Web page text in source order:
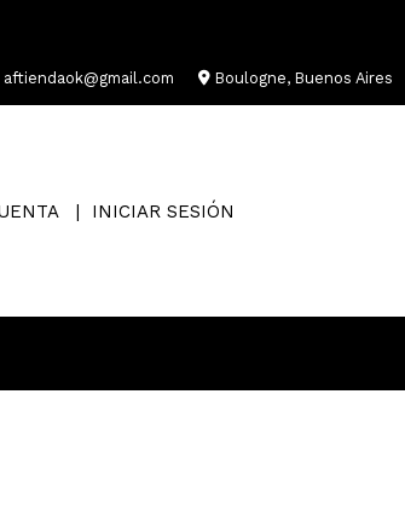
aftiendaok@gmail.com Boulogne, Buenos Aires
INICIAR SESIÓN